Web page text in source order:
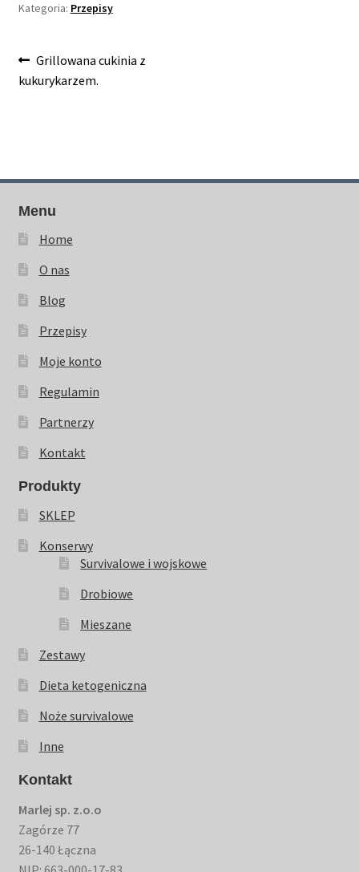
Kategoria: Przepisy
Grillowana cukinia z
kukurykarzem.
Menu
Home
O nas
Blog
Przepisy
Moje konto
Regulamin
Partnerzy
Kontakt
Produkty
SKLEP
Konserwy
Survivalowe i wojskowe
Drobiowe
Mieszane
Zestawy
Dieta ketogeniczna
Noże survivalowe
Inne
Kontakt
Marlej sp. z.o.o
Zagórze 77
26-140 Łączna